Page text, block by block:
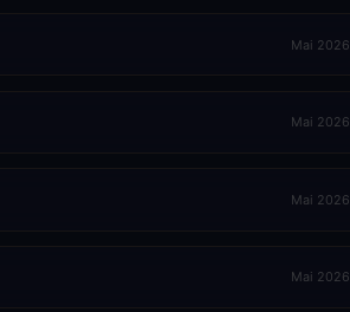
Mai 2026
Mai 2026
Mai 2026
Mai 2026